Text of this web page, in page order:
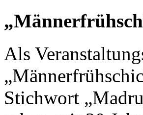
Als
Stichwort